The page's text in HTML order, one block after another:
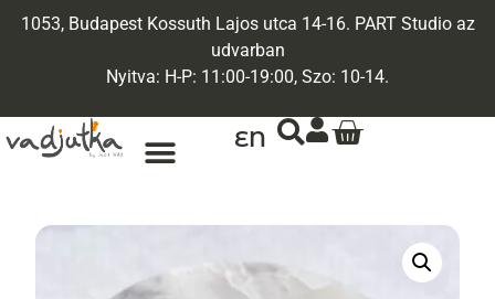
1053, Budapest Kossuth Lajos utca 14-16. PART Studio az
udvarban
Nyitva: H-P: 11:00-19:00, Szo: 10-14.
EN